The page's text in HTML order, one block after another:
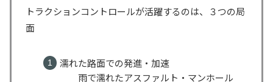
トラクションコントロールが活躍するのは、３つの局
面
濡れた路面での発進・加速
雨で濡れたアスファルト・マンホール